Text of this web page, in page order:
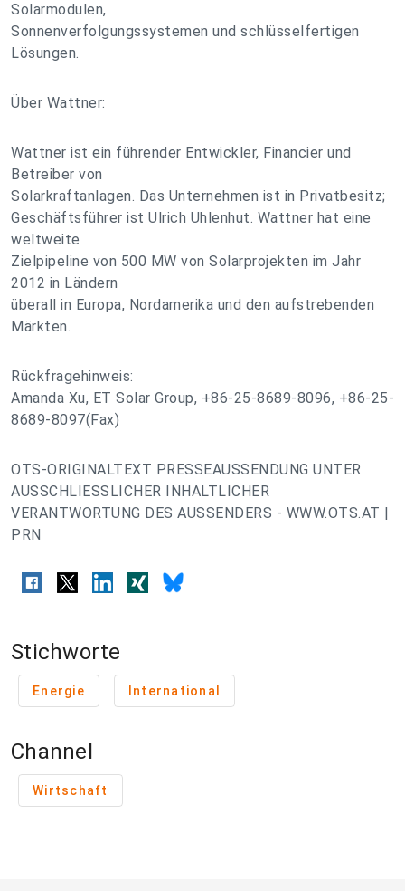
Solarmodulen,
Sonnenverfolgungssystemen und schlüsselfertigen
Lösungen.
Über Wattner:
Wattner ist ein führender Entwickler, Financier und
Betreiber von
Solarkraftanlagen. Das Unternehmen ist in Privatbesitz;
Geschäftsführer ist Ulrich Uhlenhut. Wattner hat eine
weltweite
Zielpipeline von 500 MW von Solarprojekten im Jahr
2012 in Ländern
überall in Europa, Nordamerika und den aufstrebenden
Märkten.
Rückfragehinweis:
Amanda Xu, ET Solar Group, +86-25-8689-8096, +86-25-
8689-8097(Fax)
OTS-ORIGINALTEXT PRESSEAUSSENDUNG UNTER
AUSSCHLIESSLICHER INHALTLICHER
VERANTWORTUNG DES AUSSENDERS - WWW.OTS.AT |
PRN
Stichworte
Energie International
Channel
Wirtschaft